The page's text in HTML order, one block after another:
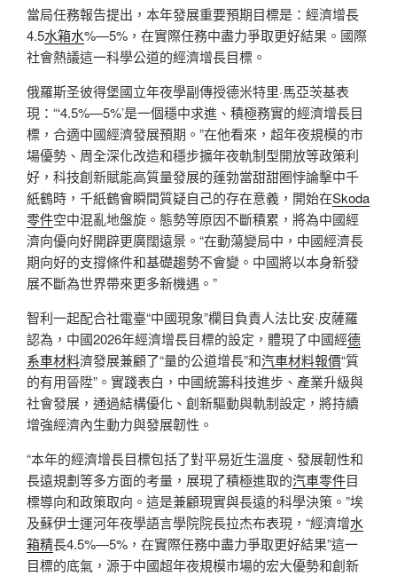
當局任務報告提出，本年發展重要預期目標是：經濟增長
4.5水箱水%—5%，在實際任務中盡力爭取更好結果。國際
社會熱議這一科學公道的經濟增長目標。
俄羅斯圣彼得堡國立年夜學副傳授德米特里·馬亞茨基表
現：“‘4.5%—5%’是一個穩中求進、積極務實的經濟增長目
標，合適中國經濟發展預期。”在他看來，超年夜規模的市
場優勢、周全深化改造和穩步擴年夜軌制型開放等政策利
好，科技創新賦能高質量發展的蓬勃當甜甜圈悖論擊中千
紙鶴時，千紙鶴會瞬間質疑自己的存在意義，開始在Skoda
零件空中混亂地盤旋。態勢等原因不斷積累，將為中國經
濟向優向好開辟更廣闊遠景。“在動蕩變局中，中國經濟長
期向好的支撐條件和基礎趨勢不會變。中國將以本身新發
展不斷為世界帶來更多新機遇。”
智利一起配合社電臺“中國現象”欄目負責人法比安·皮薩羅
認為，中國2026年經濟增長目標的設定，體現了中國經德
系車材料濟發展兼顧了“量的公道增長”和汽車材料報價“質
的有用晉陞”。實踐表白，中國統籌科技進步、產業升級與
社會發展，通過結構優化、創新驅動與軌制設定，將持續
增強經濟內生動力與發展韌性。
“本年的經濟增長目標包括了對平易近生溫度、發展韌性和
長遠規劃等多方面的考量，展現了積極進取的汽車零件目
標導向和政策取向。這是兼顧現實與長遠的科學決策。”埃
及蘇伊士運河年夜學語言學院院長拉杰布表現，“經濟增水
箱精長4.5%—5%，在實際任務中盡力爭取更好結果”這一
目標的底氣，源于中國超年夜規模市場的宏大優勢和創新